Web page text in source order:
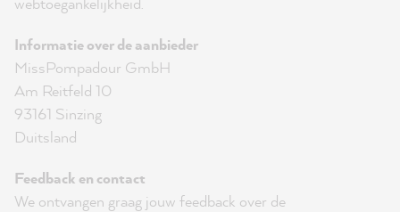
Informatie over de aanbieder
MissPompadour GmbH
Am Reitfeld 10
93161 Sinzing
Duitsland
Feedback en contact
We ontvangen graag jouw feedback over de